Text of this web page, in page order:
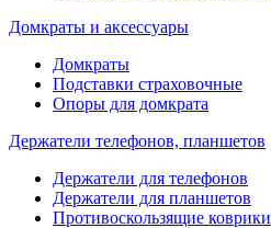
Домкраты и аксессуары
Домкраты
Подставки страховочные
Опоры для домкрата
Держатели телефонов, планшетов
Держатели для телефонов
Держатели для планшетов
Противоскользящие коврики